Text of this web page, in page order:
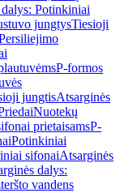
Potinkiniai
jungtysTiesioji
P-formos
jungtisAtsarginės
Nuotekų
prietaisamsP-
Potinkiniai
sifonaiAtsarginės
dalys:
vandens